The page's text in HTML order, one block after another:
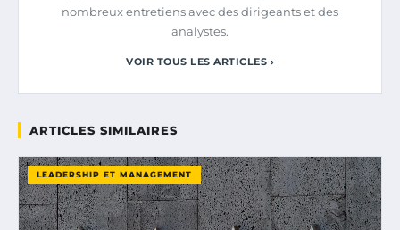
nombreux entretiens avec des dirigeants et des
analystes.
VOIR TOUS LES ARTICLES ›
ARTICLES SIMILAIRES
LEADERSHIP ET MANAGEMENT